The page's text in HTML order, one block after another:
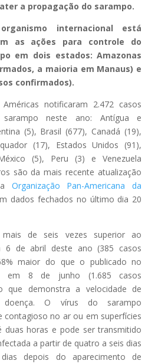
a propagação do sarampo.
internacional está
as ações para controle do
em dois estados: Amazonas
a maioria em Manaus) e
confirmados).
notificaram 2.472 casos
sarampo neste ano: Antígua e
(5), Brasil (677), Canadá (19),
(17), Estados Unidos (91),
(5), Peru (3) e Venezuela
são da mais recente atualização
Organização Pan-Americana da
dados fechados no último dia 20
de seis vezes superior ao
6 de abril deste ano (385 casos
maior do que o publicado no
em 8 de junho (1.685 casos
que demonstra a velocidade de
doença. O vírus do sarampo
contagioso no ar ou em superfícies
duas horas e pode ser transmitido
a partir de quatro a seis dias
depois do aparecimento de